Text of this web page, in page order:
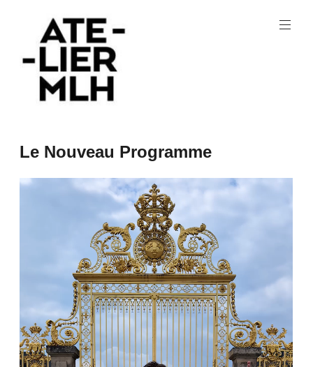
contenu
principal
Atelier
MLH
Le Nouveau Programme